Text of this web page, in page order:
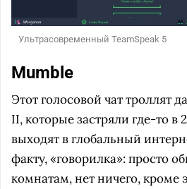
Ультрасовременный TeamSpeak 5
Mumble
Этот голосовой чат троллят
II, которые застряли где-то в
выходят в глобальный
факту, «говорилка»: просто
комнатам, нет ничего, кроме